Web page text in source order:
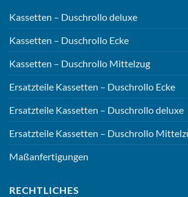
Kassetten – Duschrollo deluxe
Kassetten – Duschrollo Ecke
Kassetten – Duschrollo Mittelzug
Ersatzteile Kassetten – Duschrollo Ecke
Ersatzteile Kassetten – Duschrollo deluxe
Ersatzteile Kassetten – Duschrollo
Maßanfertigungen
RECHTLICHES